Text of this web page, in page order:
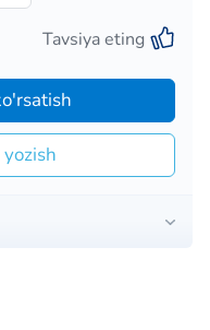
Tavsiya eting